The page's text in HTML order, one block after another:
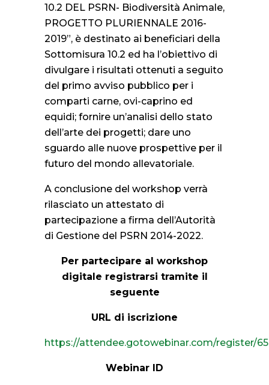
10.2 DEL PSRN- Biodiversità Animale,
PROGETTO PLURIENNALE 2016-
2019”, è destinato ai beneficiari della
Sottomisura 10.2 ed ha l’obiettivo di
divulgare i risultati ottenuti a seguito
del primo avviso pubblico per i
comparti carne, ovi-caprino ed
equidi; fornire un’analisi dello stato
dell’arte dei progetti; dare uno
sguardo alle nuove prospettive per il
futuro del mondo allevatoriale.
A conclusione del workshop verrà
rilasciato un attestato di
partecipazione a firma dell’Autorità
di Gestione del PSRN 2014-2022.
Per partecipare al workshop
digitale registrarsi tramite il
seguente
URL di iscrizione
https://attendee.gotowebinar.com/register/
Webinar ID